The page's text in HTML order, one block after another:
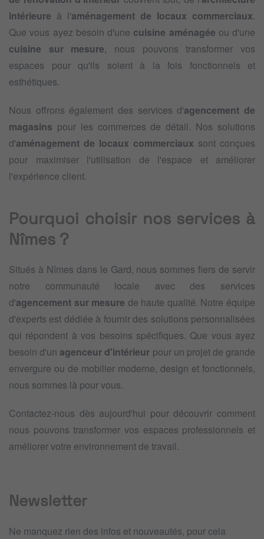
intérieure à l'aménagement de locaux commerciaux.
Que vous ayez besoin d'une cuisine aménagée ou d'une
cuisine sur mesure, nous pouvons transformer vos
espaces pour qu'ils soient à la fois fonctionnels et
esthétiques.
Nous offrons également des services d'agencement de
magasins pour les commerces de détail. Nos solutions
d'aménagement de locaux commerciaux sont conçues
pour maximiser l'utilisation de l'espace et améliorer
l'expérience client.
Pourquoi choisir nos services à
Nîmes ?
Situés à Nîmes dans le Gard, nous sommes fiers de servir
notre communauté locale avec des services
d'agencement sur mesure de haute qualité. Notre équipe
d'experts est dédiée à fournir des solutions personnalisées
qui répondent à vos besoins spécifiques. Que vous ayez
besoin d'unagenceur d'intérieur pour un projet de grande
envergure ou de mobilier moderne, design et fonctionnels,
nous sommes là pour vous.
Contactez-nous dès aujourd'hui pour découvrir comment
nous pouvons transformer vos espaces professionnels et
améliorer votre environnement de travail.
Newsletter
Ne manquez rien des infos et nouveautés, pour cela